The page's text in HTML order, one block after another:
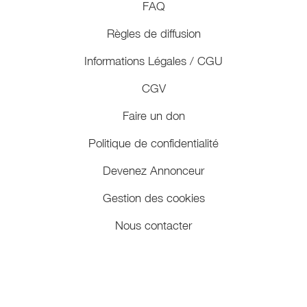
FAQ
Règles de diffusion
Informations Légales / CGU
CGV
Faire un don
Politique de confidentialité
Devenez Annonceur
Gestion des cookies
Nous contacter